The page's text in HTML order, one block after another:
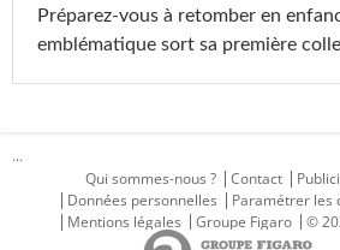
Préparez-vous à retomber en
emblématique sort sa première
...
Qui sommes-nous ?
Contact
Données personnelles
Paramétrer les
Mentions légales
Groupe Figaro ©